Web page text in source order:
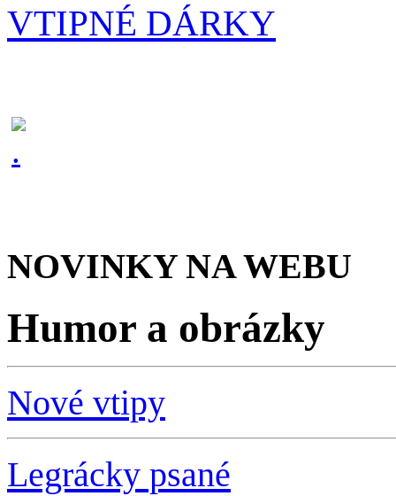
VTIPNÉ DÁRKY
NOVINKY NA WEBU
Humor a obrázky
Nové vtipy
Legrácky psané